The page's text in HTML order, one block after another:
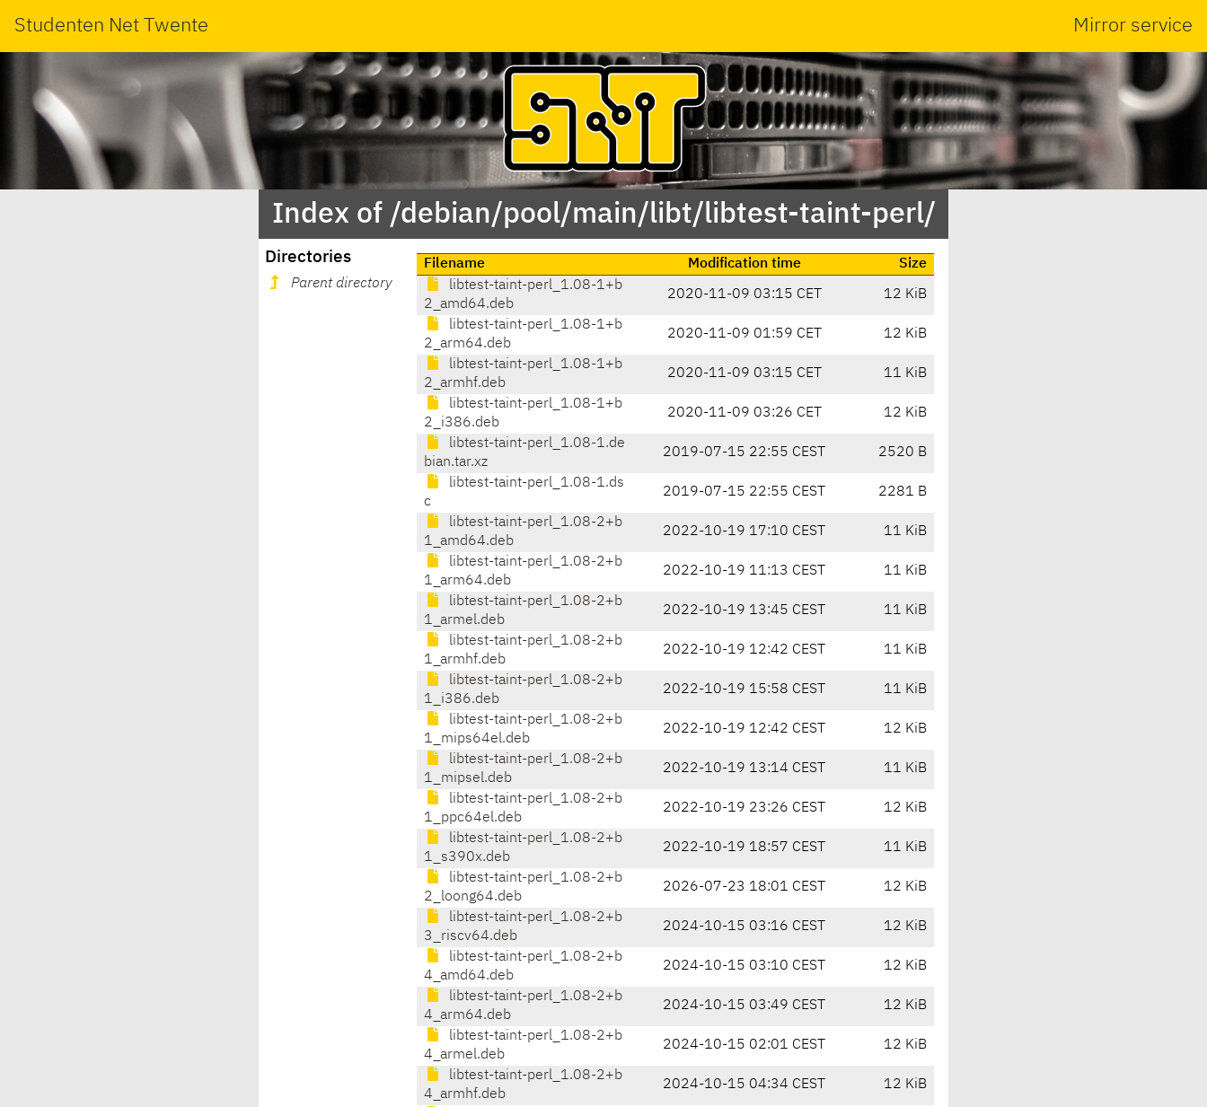
Studenten Net Twente Mirror service
Index of /debian/pool/main/libt/libtest-taint-perl/
Directories
Parent directory
Filename Modification time
Size
libtest-taint-perl_1.08-1+b
2_amd64.deb
2020-11-09 03:15 CET 12 KiB
libtest-taint-perl_1.08-1+b
2_arm64.deb
2020-11-09 01:59 CET 12 KiB
libtest-taint-perl_1.08-1+b
2_armhf.deb
2020-11-09 03:15 CET 11 KiB
libtest-taint-perl_1.08-1+b
2_i386.deb
2020-11-09 03:26 CET 12 KiB
libtest-taint-perl_1.08-1.de
bian.tar.xz
2019-07-15 22:55 CEST 2520 B
libtest-taint-perl_1.08-1.ds
c
2019-07-15 22:55 CEST 2281 B
libtest-taint-perl_1.08-2+b
1_amd64.deb
2022-10-19 17:10 CEST 11 KiB
libtest-taint-perl_1.08-2+b
1_arm64.deb
2022-10-19 11:13 CEST 11 KiB
libtest-taint-perl_1.08-2+b
1_armel.deb
2022-10-19 13:45 CEST 11 KiB
libtest-taint-perl_1.08-2+b
1_armhf.deb
2022-10-19 12:42 CEST 11 KiB
libtest-taint-perl_1.08-2+b
1_i386.deb
2022-10-19 15:58 CEST 11 KiB
libtest-taint-perl_1.08-2+b
1_mips64el.deb
2022-10-19 12:42 CEST 12 KiB
libtest-taint-perl_1.08-2+b
1_mipsel.deb
2022-10-19 13:14 CEST 11 KiB
libtest-taint-perl_1.08-2+b
1_ppc64el.deb
2022-10-19 23:26 CEST 12 KiB
libtest-taint-perl_1.08-2+b
1_s390x.deb
2022-10-19 18:57 CEST 11 KiB
libtest-taint-perl_1.08-2+b
2_loong64.deb
2026-07-23 18:01 CEST 12 KiB
libtest-taint-perl_1.08-2+b
3_riscv64.deb
2024-10-15 03:16 CEST 12 KiB
libtest-taint-perl_1.08-2+b
4_amd64.deb
2024-10-15 03:10 CEST 12 KiB
libtest-taint-perl_1.08-2+b
4_arm64.deb
2024-10-15 03:49 CEST 12 KiB
libtest-taint-perl_1.08-2+b
4_armel.deb
2024-10-15 02:01 CEST 12 KiB
libtest-taint-perl_1.08-2+b
4_armhf.deb
2024-10-15 04:34 CEST 12 KiB